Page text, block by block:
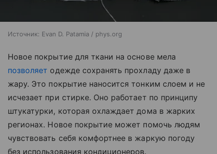
Источник: Evan D. Patamia / phys.org
Новое покрытие для ткани на основе мела
позволяет одежде сохранять прохладу даже в
жару. Это покрытие наносится тонким слоем и не
исчезает при стирке. Оно работает по принципу
штукатурки, которая охлаждает дома в жарких
регионах. Новое покрытие может помочь людям
чувствовать себя комфортнее в жаркую погоду
без использования кондиционеров.